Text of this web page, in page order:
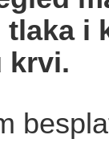
i
krvi.